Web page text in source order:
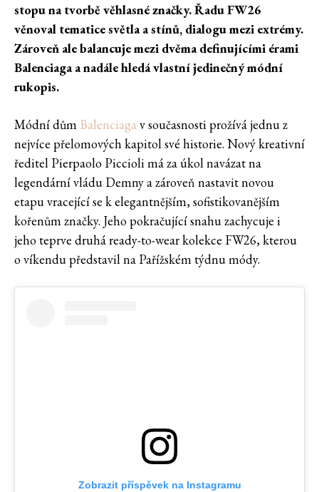
stopu na tvorbě věhlasné značky. Řadu FW26
věnoval tematice světla a stínů, dialogu mezi extrémy.
Zároveň ale balancuje mezi dvěma definujícími érami
Balenciaga a nadále hledá vlastní jedinečný módní
rukopis.
Módní dům Balenciagav současnosti prožívá jednu z
nejvíce přelomových kapitol své historie. Nový kreativní
ředitel Pierpaolo Piccioli má za úkol navázat na
legendární vládu Demny a zároveň nastavit novou
etapu vracející se k elegantnějším, sofistikovanějším
kořenům značky. Jeho pokračující snahu zachycuje i
jeho teprve druhá ready-to-wear kolekce FW26, kterou
o víkendu představil na Pařížském týdnu módy.
Zobrazit příspěvek na Instagramu